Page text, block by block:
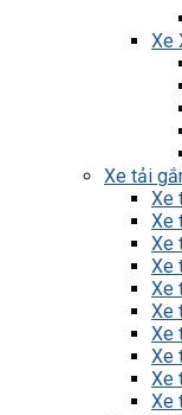
Xe
Xe tải
Xe
Xe
Xe
Xe
Xe
Xe
Xe
Xe
Xe
Xe